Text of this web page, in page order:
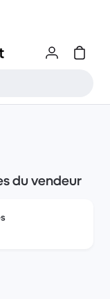
du vendeur